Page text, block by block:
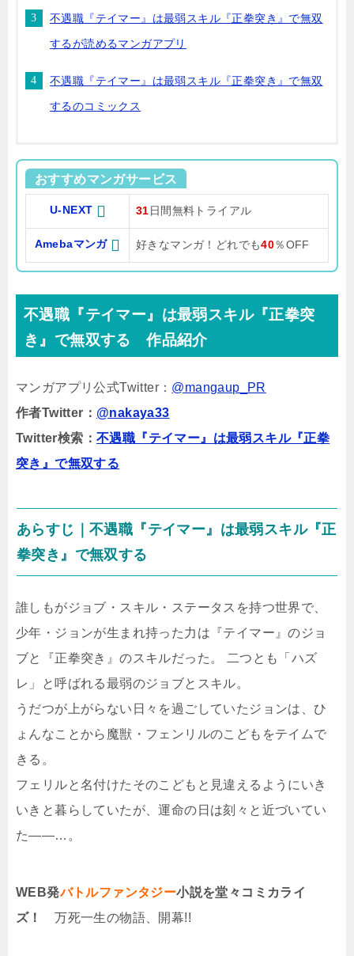
不遇職『テイマー』は最弱スキル『正拳突き』で無双
するが読めるマンガアプリ
不遇職『テイマー』は最弱スキル『正拳突き』で無双
するのコミックス
おすすめマンガサービス
U-NEXT 31 日間無料トライアル
Amebaマンガ 好きなマンガ！どれでも40％OFF
不遇職『テイマー』は最弱スキル『正拳突
き』で無双する 作品紹介
マンガアプリ公式Twitter： @mangaup_PR
作者Twitter： @nakaya33
Twitter検索： 不遇職『テイマー』は最弱スキル『正拳
突き』で無双する
あらすじ｜不遇職『テイマー』は最弱スキル『正
拳突き』で無双する
誰しもがジョブ・スキル・ステータスを持つ世界で、
少年・ジョンが生まれ持った力は『テイマー』のジョ
ブと『正拳突き』のスキルだった。 二つとも「ハズ
レ」と呼ばれる最弱のジョブとスキル。
うだつが上がらない日々を過ごしていたジョンは、ひ
ょんなことから魔獣・フェンリルのこどもをテイムで
きる。
フェリルと名付けたそのこどもと見違えるようにいき
いきと暮らしていたが、運命の日は刻々と近づいてい
た――…。
WEB発バトルファンタジー小説を堂々コミカライ
ズ！
万死一生の物語、開幕!!